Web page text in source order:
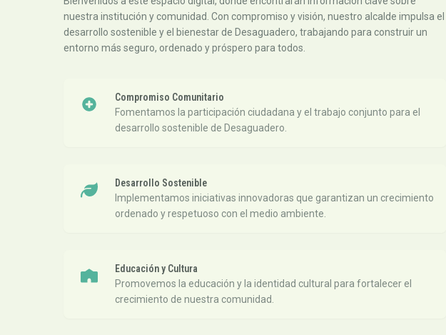
nuestra institución y comunidad. Con compromiso y visión, nuestro alcalde impulsa el
desarrollo sostenible y el bienestar de Desaguadero, trabajando para construir un
entorno más seguro, ordenado y próspero para todos.
Compromiso Comunitario
Fomentamos la participación ciudadana y el trabajo conjunto para el
desarrollo sostenible de Desaguadero.
Desarrollo Sostenible
Implementamos iniciativas innovadoras que garantizan un crecimiento
ordenado y respetuoso con el medio ambiente.
Educación y Cultura
Promovemos la educación y la identidad cultural para fortalecer el
crecimiento de nuestra comunidad.